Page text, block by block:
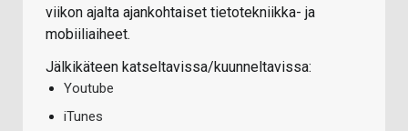
viikon ajalta ajankohtaiset tietotekniikka- ja
mobiiliaiheet.
Jälkikäteen katseltavissa/kuunneltavissa:
Youtube
iTunes